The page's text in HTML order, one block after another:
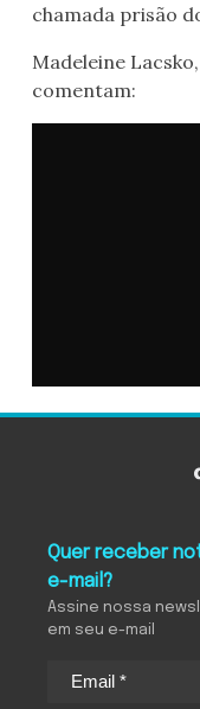
chamada prisão
Madeleine
comentam:
Quer receber
e-mail?
Assine nossa
em seu e-mail